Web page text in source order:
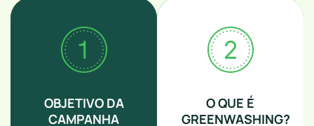
OBJETIVO DA
CAMPANHA
O QUE É
GREENWASHING?